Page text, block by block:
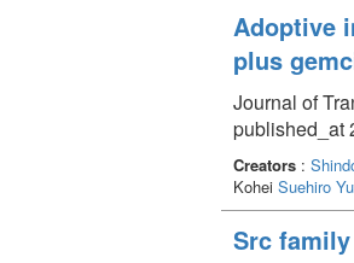
Adoptive
plus
Journal of
published_at
Creators :
Kohei Suehiro
Src